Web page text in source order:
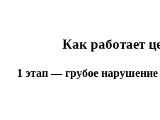
Как работает
1 этап — грубое